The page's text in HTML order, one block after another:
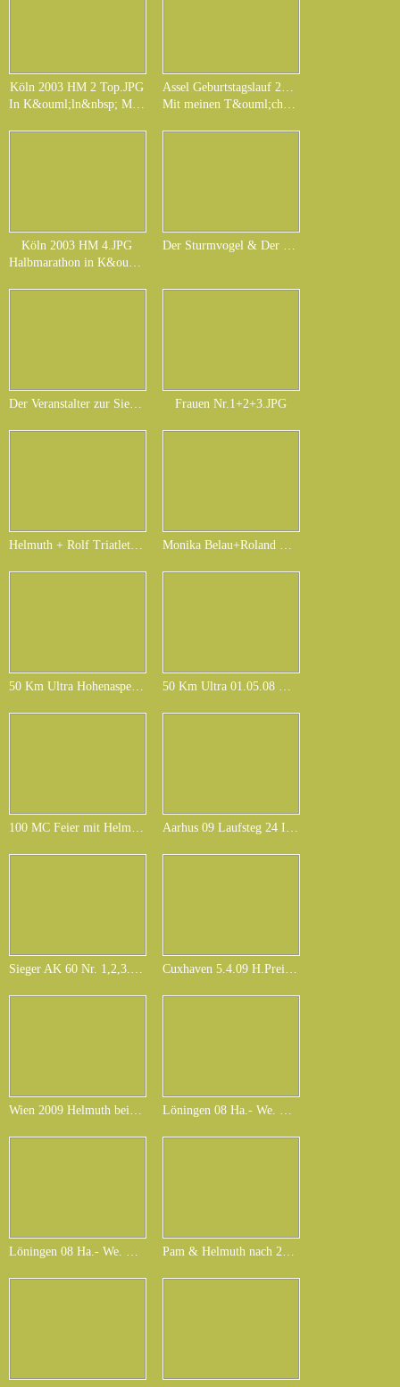
Köln 2003 HM 2 Top.JPG
In K&ouml;ln&nbsp; M&uuml;ngersdorf beimHalbmarathon im Ziel. 02.08.
Assel Geburtstagslauf 2007.JPG
Mit meinen T&ouml;chtern Katharina und Jasmin bei meinem Geburtagslauf am 05.05.2007 in Assel am Deich miner Homestrecke.
Köln 2003 HM 4.JPG
Halbmarathon in K&ouml;ln 2004 bei km 18. sch&ouml;ner Lauf in M&uuml;ngersdorf.
Der Sturmvogel & Der Kanzler bei Öger 09.JPG
Der Veranstalter zur Siegerehrung.JPG Frauen Nr.1+2+3.JPG
Helmuth + Rolf Triatleth aus HH.JPG Monika Belau+Roland Riedel+Helmuth Kohl 123.JPG
50 Km Ultra Hohenaspe 1.5.08 mit Marianne Dahl.JPG 50 Km Ultra 01.05.08 Endspurt mit Götz bei km 49,5.JPG
100 MC Feier mit Helmuth,Birne, Doris,Maria.nach Hamburg Marathon26.04.09.JPG Aarhus 09 Laufsteg 24 Indoor Run 10.01.09.JPG
Sieger AK 60 Nr. 1,2,3.JPG Cuxhaven 5.4.09 H.Preisler & H.Kohl.JPG
Wien 2009 Helmuth bei km 41.2 Löningen 08 Ha.- We. Rehers aus Os mein Laufkumpel
Löningen 08 Ha.- We. Rehers Pam & Helmuth nach 24 Stunden..JPG